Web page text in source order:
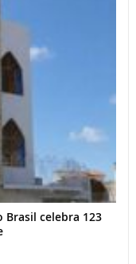
celebra 123